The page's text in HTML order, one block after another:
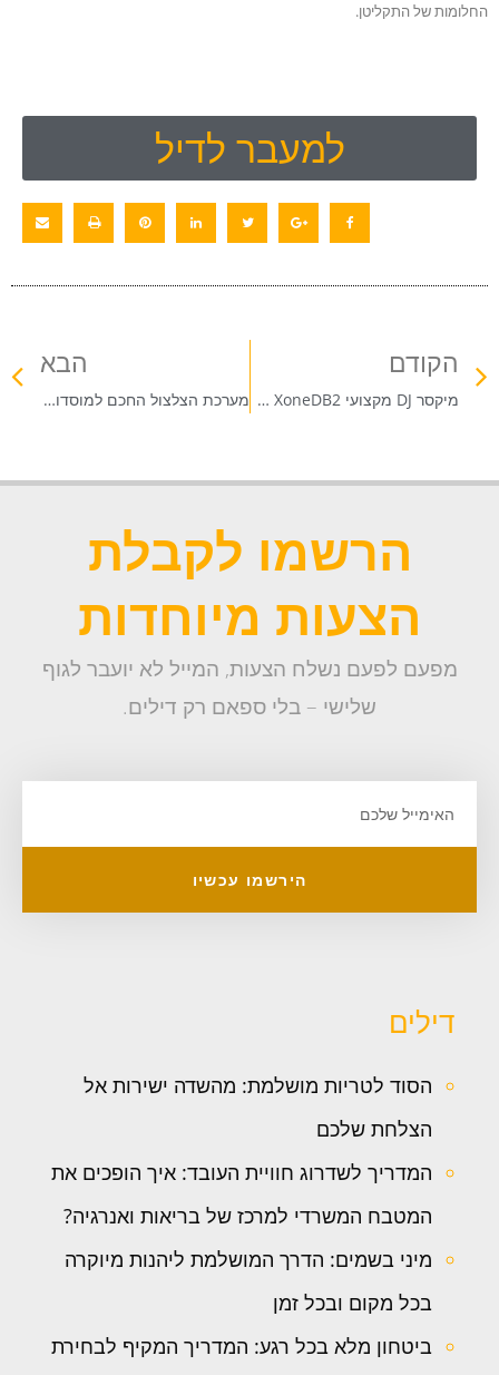
החלומות של התקליטן.
למעבר לדיל
הקודם
מיקסר DJ מקצועי XoneDB2 של Allen & Heath
הבא
מערכת הצלצול החכם למוסדות חינוך
הרשמו לקבלת
הצעות מיוחדות
מפעם לפעם נשלח הצעות, המייל לא יועבר לגוף
שלישי – בלי ספאם רק דילים.
הירשמו עכשיו
דילים
הסוד לטריות מושלמת: מהשדה ישירות אל
הצלחת שלכם
המדריך לשדרוג חוויית העובד: איך הופכים את
המטבח המשרדי למרכז של בריאות ואנרגיה?
מיני בשמים: הדרך המושלמת ליהנות מיוקרה
בכל מקום ובכל זמן
ביטחון מלא בכל רגע: המדריך המקיף לבחירת